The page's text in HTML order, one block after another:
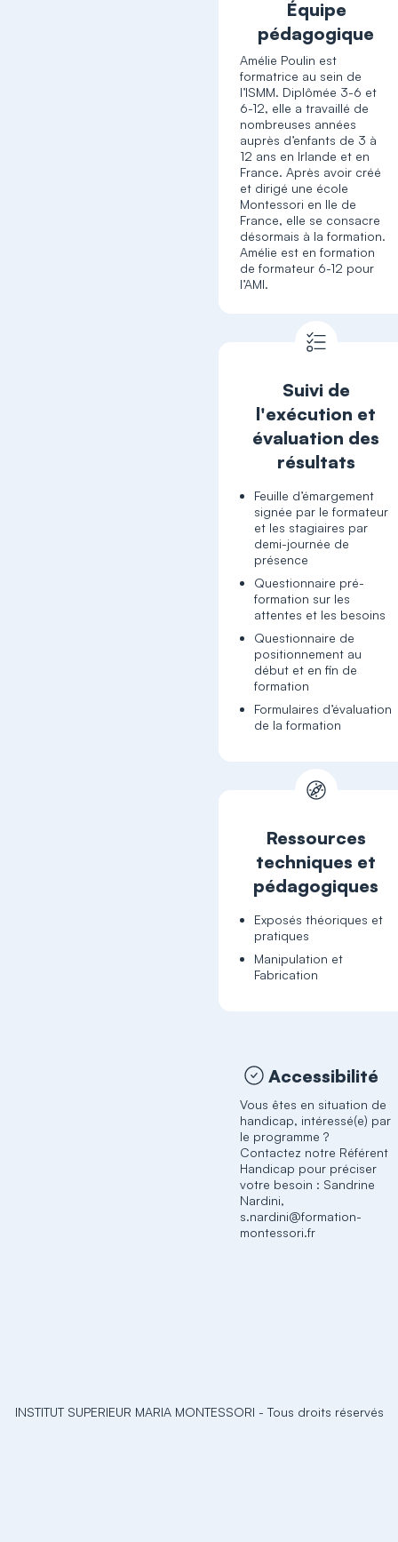
Équipe
pédagogique
Amélie Poulin est
formatrice au sein de
l’ISMM. Diplômée 3-6 et
6-12, elle a travaillé de
nombreuses années
auprès d’enfants de 3 à
12 ans en Irlande et en
France. Après avoir créé
et dirigé une école
Montessori en Ile de
France, elle se consacre
désormais à la formation.
Amélie est en formation
de formateur 6-12 pour
l’AMI.
Suivi de
l'exécution et
évaluation des
résultats
Feuille d’émargement
signée par le formateur
et les stagiaires par
demi-journée de
présence
Questionnaire pré-
formation sur les
attentes et les besoins
Questionnaire de
positionnement au
début et en fin de
formation
Formulaires d’évaluation
de la formation
Ressources
techniques et
pédagogiques
Exposés théoriques et
pratiques
Manipulation et
Fabrication
Accessibilité
Vous êtes en situation de
handicap, intéressé(e) par
le programme ?
Contactez notre Référent
Handicap pour préciser
votre besoin : Sandrine
Nardini,
s.nardini@formation-
montessori.fr
INSTITUT SUPERIEUR MARIA MONTESSORI - Tous droits réservés